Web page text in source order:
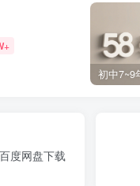
度网盘下载